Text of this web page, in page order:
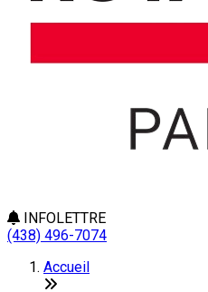
INFOLETTRE
(438) 496-7074
Accueil